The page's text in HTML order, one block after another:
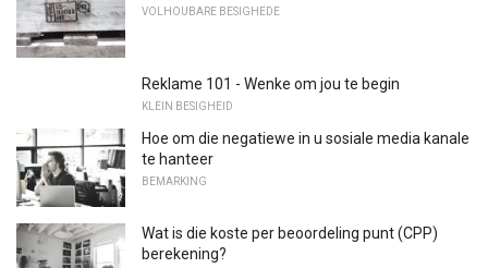
VOLHOUBARE BESIGHEDE
Reklame 101 - Wenke om jou te begin
KLEIN BESIGHEID
Hoe om die negatiewe in u sosiale media kanale
te hanteer
BEMARKING
Wat is die koste per beoordeling punt (CPP)
berekening?